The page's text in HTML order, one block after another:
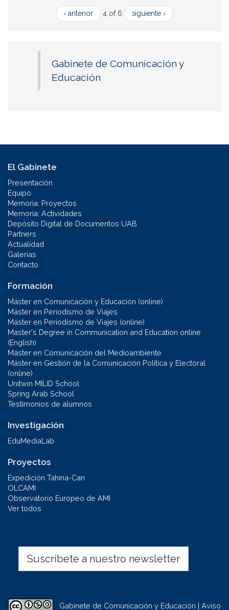
‹ anterior 4 of 6 siguiente ›
Gabinete de Comunicación y
Educación
El Gabinete
Presentación
Equipo
Memoria: Proyectos
Memoria: Actividades
Depósito Digital de Documentos UAB
Partners
Actualidad
Galerías
Contacto
Formación
Máster en Comunicación y Educación (online)
Máster en Periodismo de Viajes
Máster en Periodismo de Viajes (online)
Master's Degree in Communication and Education online
(English)
Máster en Comunicación del Medioambiente
Máster en Gestión de la Comunicación Política y Electoral
(online)
Unitwin MILID School
Spring Arab School
Testimonios de alumnos
Investigación
EduMediaLab
Proyectos
Expedición Tahina-Can
OLCAMI
Observatorio Europeo de AMI
Ver todos
Suscríbete a nuestro newsletter
Gabinete de Comunicación y Educación | Aviso